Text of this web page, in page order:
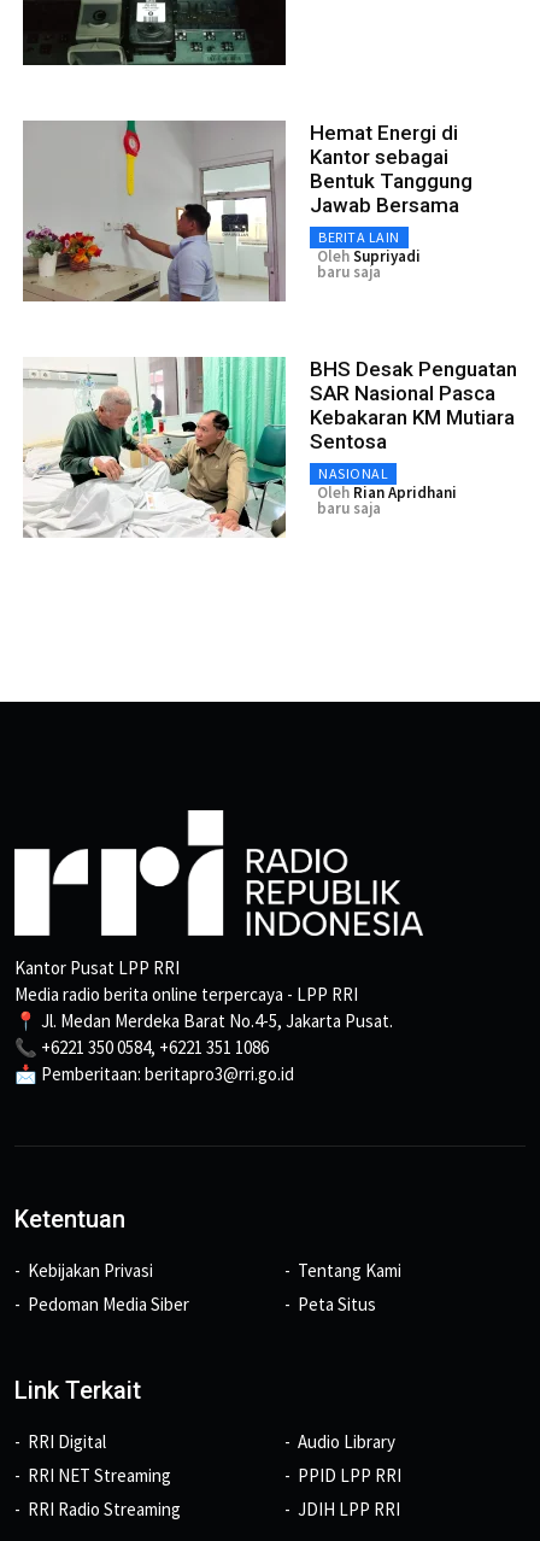
Hemat Energi di
Kantor sebagai
Bentuk Tanggung
Jawab Bersama
BERITA LAIN
OlehSupriyadi
baru saja
BHS Desak Penguatan
SAR Nasional Pasca
Kebakaran KM Mutiara
Sentosa
NASIONAL
Oleh Rian Apridhani
baru saja
Kantor Pusat LPP RRI
Media radio berita online terpercaya - LPP RRI
📍 Jl. Medan Merdeka Barat No.4-5, Jakarta Pusat.
📞 +6221 350 0584, +6221 351 1086
📩 Pemberitaan: beritapro3@rri.go.id
Ketentuan
Kebijakan Privasi
Pedoman Media Siber
Tentang Kami
Peta Situs
Link Terkait
RRI Digital
RRI NET Streaming
RRI Radio Streaming
Audio Library
PPID LPP RRI
JDIH LPP RRI